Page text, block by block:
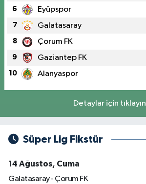
6 Eyüpspor
7 Galatasaray
8 Çorum FK
9 Gaziantep FK
10 Alanyaspor
Detaylar için tıklayın
Süper Lig Fikstür
14 Ağustos, Cuma
Galatasaray - Çorum FK